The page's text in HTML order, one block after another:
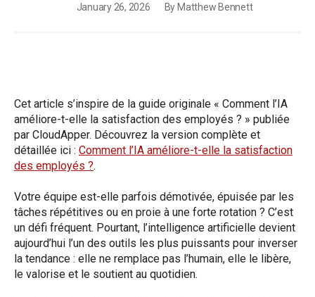
January 26, 2026 ByMatthew Bennett
Cet article s’inspire de la guide originale « Comment l’IA
améliore-t-elle la satisfaction des employés ? » publiée
par CloudApper. Découvrez la version complète et
détaillée ici : Comment l’IA améliore-t-elle la satisfaction
des employés ?.
Votre équipe est-elle parfois démotivée, épuisée par les
tâches répétitives ou en proie à une forte rotation ? C’est
un défi fréquent. Pourtant, l’intelligence artificielle devient
aujourd’hui l’un des outils les plus puissants pour inverser
la tendance : elle ne remplace pas l’humain, elle le libère,
le valorise et le soutient au quotidien.